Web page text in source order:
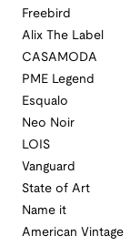
Freebird
Alix The Label
CASAMODA
PME Legend
Esqualo
Neo Noir
LOIS
Vanguard
State of Art
Name it
American Vintage